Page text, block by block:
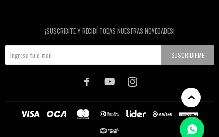
¡SUSCRIBITE Y RECIBÍ TODAS NUESTRAS NOVEDADES!
SUSCRIBIRME
  